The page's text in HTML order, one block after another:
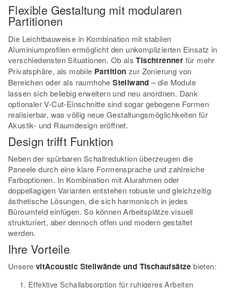
Flexible Gestaltung mit modularen
Partitionen
Die Leichtbauweise in Kombination mit stabilen
Aluminiumprofilen ermöglicht den unkomplizierten Einsatz in
verschiedensten Situationen. Ob alsTischtrenner für mehr
Privatsphäre, als mobile Partition zur Zonierung von
Bereichen oder als raumhoheStellwand – die Module
lassen sich beliebig erweitern und neu anordnen. Dank
optionaler V-Cut-Einschnitte sind sogar gebogene Formen
realisierbar, was völlig neue Gestaltungsmöglichkeiten für
Akustik- und Raumdesign eröffnet.
Design trifft Funktion
Neben der spürbaren Schallreduktion überzeugen die
Paneele durch eine klare Formensprache und zahlreiche
Farboptionen. In Kombination mit Alurahmen oder
doppellagigen Varianten entstehen robuste und gleichzeitig
ästhetische Lösungen, die sich harmonisch in jedes
Büroumfeld einfügen. So können Arbeitsplätze visuell
strukturiert, aber dennoch offen und modern gestaltet
werden.
Ihre Vorteile
Unsere vitAcoustic Stellwände und Tischaufsätze bieten:
Effektive Schallabsorption für ruhigeres Arbeiten